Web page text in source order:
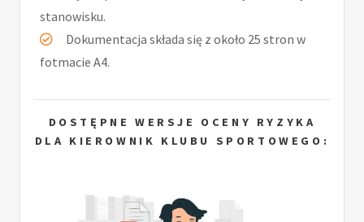
stanowisku.
Dokumentacja składa się z około 25 stron w
fotmacie A4.
DOSTĘPNE WERSJE OCENY RYZYKA
DLA KIEROWNIK KLUBU SPORTOWEGO: